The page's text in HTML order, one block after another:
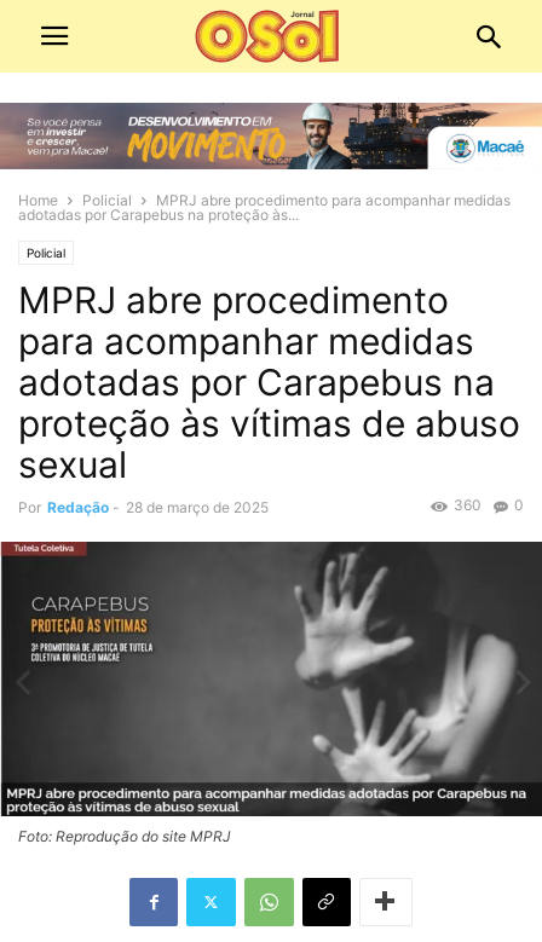
Home Policial
MPRJ abre procedimento para acompanhar medidas
adotadas por Carapebus na proteção às...
Policial
MPRJ abre procedimento
para acompanhar medidas
adotadas por Carapebus na
proteção às vítimas de abuso
sexual
Por Redação - 28 de março de 2025 0
360
Foto: Reprodução do site MPRJ